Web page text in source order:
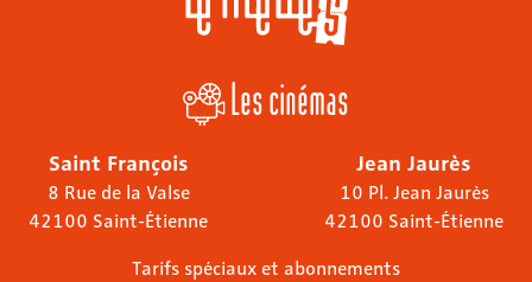
Les cinémas
Saint François
8 Rue de la Valse
42100 Saint-Étienne
Jean Jaurès
10 Pl. Jean Jaurès
42100 Saint-Étienne
Tarifs spéciaux et abonnements